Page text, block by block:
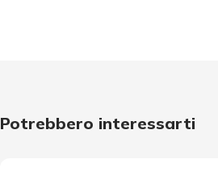
Potrebbero interessarti